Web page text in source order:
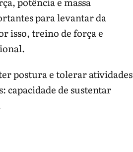
para levantar da
isso, treino de força e
postura e tolerar atividades
capacidade de sustentar